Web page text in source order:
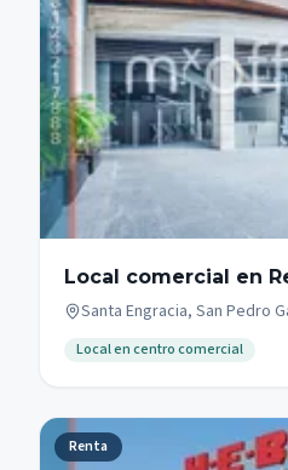
Local comercial en Renta PB
Zona Campestre San Pedro Garza
Santa Engracia, San Pedro
Local en centro comercial
Renta